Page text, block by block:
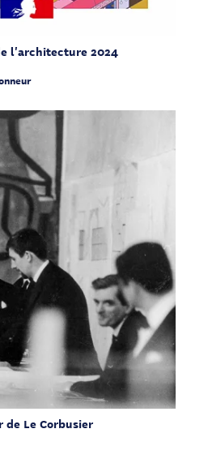
l'architecture 2024
Le Corbusier